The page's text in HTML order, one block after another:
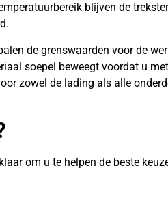
blijven de
de grenswaarden voor de
soepel beweegt voordat u
zowel de lading als alle
om u te helpen de beste